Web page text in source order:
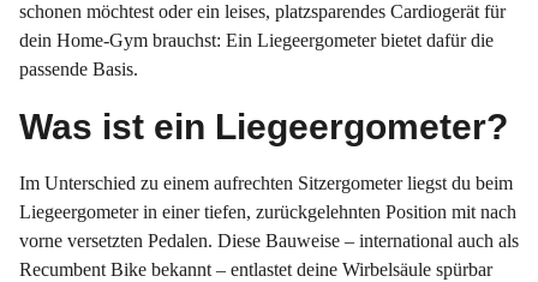
schonen möchtest oder ein leises, platzsparendes Cardiogerät für
dein Home-Gym brauchst: Ein Liegeergometer bietet dafür die
passende Basis.
Was ist ein Liegeergometer?
Im Unterschied zu einem aufrechten Sitzergometer liegst du beim
Liegeergometer in einer tiefen, zurückgelehnten Position mit nach
vorne versetzten Pedalen. Diese Bauweise – international auch als
Recumbent Bike bekannt – entlastet deine Wirbelsäule spürbar